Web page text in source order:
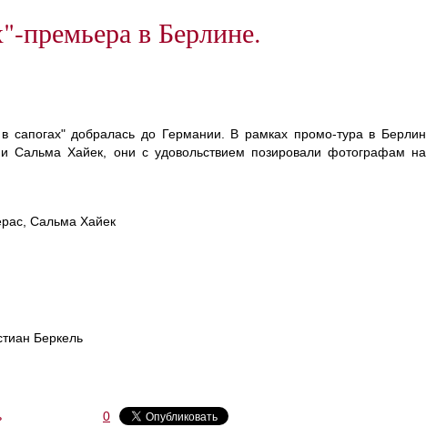
премьера в Берлине.
сапогах" добралась до Германии. В рамках промо-тура в Берлин
Сальма Хайек, они с удовольствием позировали фотографам на
Хайек
Беркель
0